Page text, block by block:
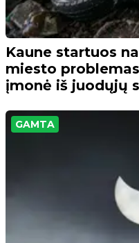
Kaune startuos
miesto
įmonė iš juodųjų
GAMTA